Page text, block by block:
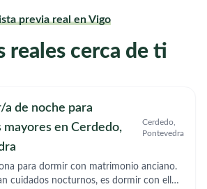
previa real en Vigo
reales cerca de ti
a de noche para
mayores en Cerdedo,
Cerdedo,
Pontevedra
para dormir con matrimonio anciano.
cuidados nocturnos, es dormir con ellos